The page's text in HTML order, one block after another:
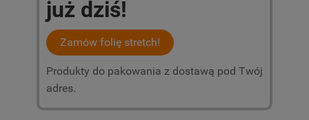
już dziś!
Zamów folię stretch!
Produkty do pakowania z dostawą pod Twój
adres.